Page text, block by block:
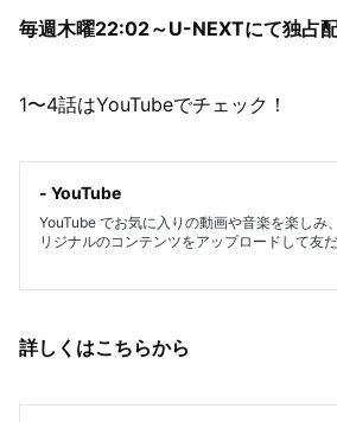
毎週木曜22:02～U-NEXTにて独占
1〜4話はYouTubeでチェック！
- YouTube
YouTube でお気に入りの動画や音楽を楽しみ
リジナルのコンテンツをアップロードして友
詳しくはこちらから